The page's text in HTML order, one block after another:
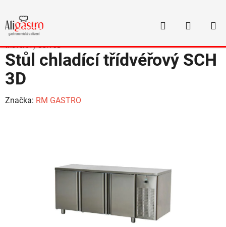
obsah
Hledat
Domů
/Chladicí a mrazicí technika
třídvéřový SCH 3D
Stůl chladící třídvéřový SCH
3D
Značka: RM GASTRO